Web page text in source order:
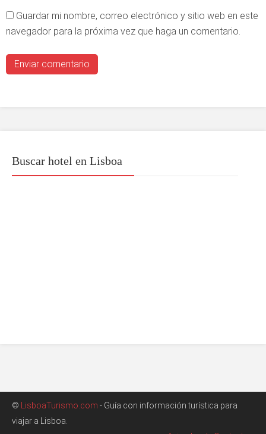
Guardar mi nombre, correo electrónico y sitio web en este
navegador para la próxima vez que haga un comentario.
Buscar hotel en Lisboa
© LisboaTurismo.com - Guía con información turística para
viajar a Lisboa.